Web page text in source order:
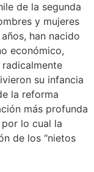
de la segunda
y mujeres
han nacido
económico,
su infancia
la reforma
más profunda
lo cual la
de los “nietos